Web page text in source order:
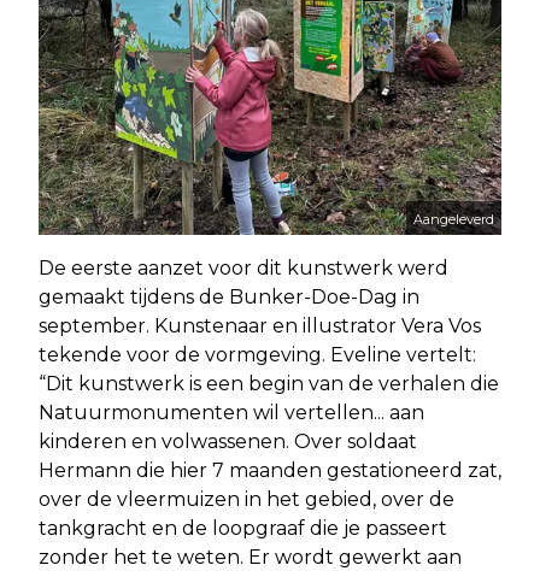
Aangeleverd
De eerste aanzet voor dit kunstwerk werd
gemaakt tijdens de Bunker-Doe-Dag in
september. Kunstenaar en illustrator Vera Vos
tekende voor de vormgeving. Eveline vertelt:
“Dit kunstwerk is een begin van de verhalen die
Natuurmonumenten wil vertellen... aan
kinderen en volwassenen. Over soldaat
Hermann die hier 7 maanden gestationeerd zat,
over de vleermuizen in het gebied, over de
tankgracht en de loopgraaf die je passeert
zonder het te weten. Er wordt gewerkt aan